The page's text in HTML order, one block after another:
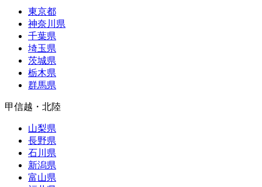
東京都
神奈川県
千葉県
埼玉県
茨城県
栃木県
群馬県
甲信越・北陸
山梨県
長野県
石川県
新潟県
富山県